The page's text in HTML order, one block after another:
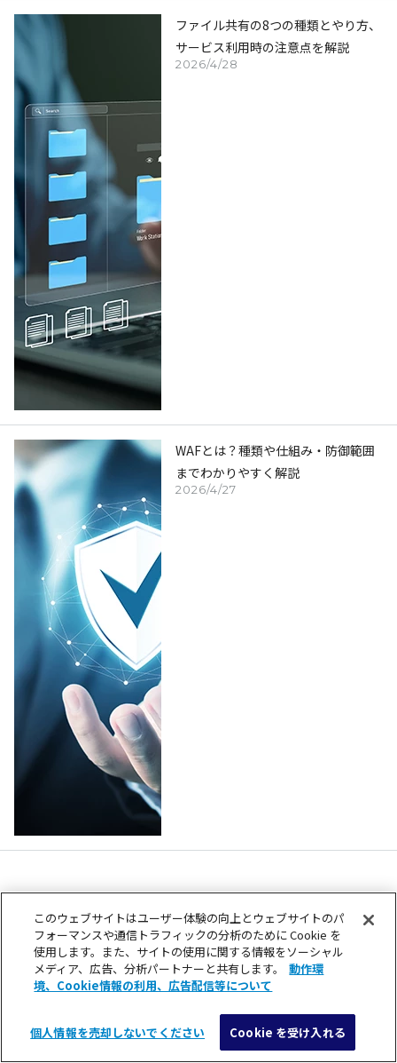
メニュー 検索
2026/4/28
ファイル共有の8つの種類とやり方、
サービス利用時の注意点を解説
2026/4/27
WAFとは？種類や仕組み・防御範囲
までわかりやすく解説
もっとみる
ピックアップ
このウェブサイトはユーザー体験の向上とウェブサイトのパ
フォーマンスや通信トラフィックの分析のために Cookie を
使用します。また、サイトの使用に関する情報をソーシャル
メディア、広告、分析パートナーと共有します。
動作環
境、Cookie情報の利用、広告配信等について
個人情報を売却しないでください Cookie を受け入れる